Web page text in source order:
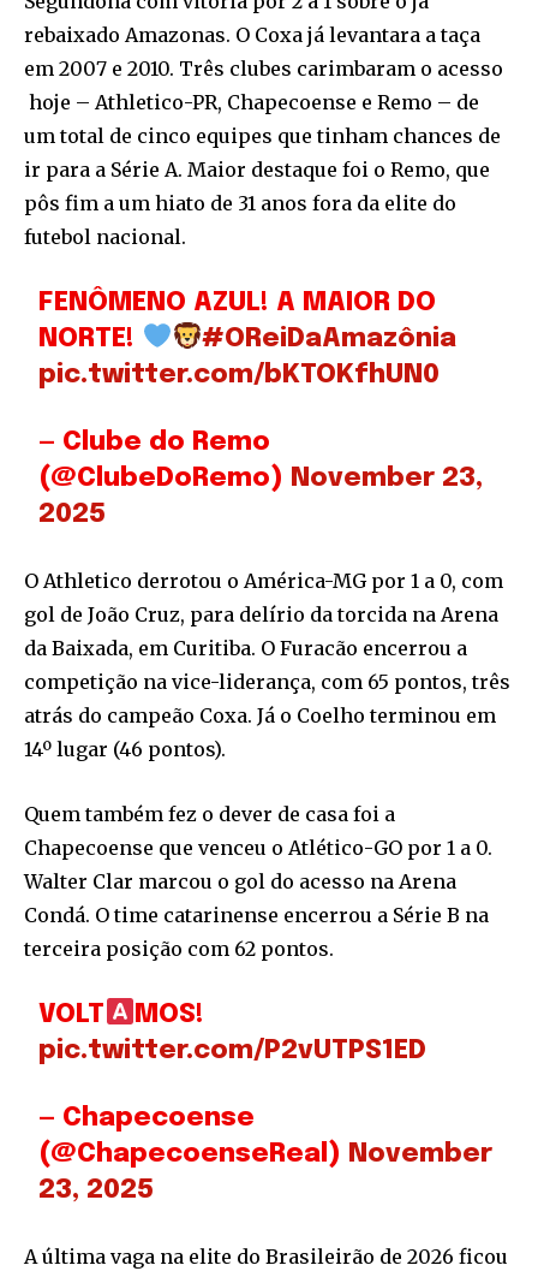
rebaixado Amazonas. O Coxa já levantara a taça
em 2007 e 2010. Três clubes carimbaram o acesso
hoje – Athletico-PR, Chapecoense e Remo – de
um total de cinco equipes que tinham chances de
ir para a Série A. Maior destaque foi o Remo, que
pôs fim a um hiato de 31 anos fora da elite do
futebol nacional.
FENÔMENO AZUL! A MAIOR DO
NORTE!
#OReiDaAmazônia
pic.twitter.com/bKTOKfhUN0
— Clube do Remo
(@ClubeDoRemo) November 23,
2025
O Athletico derrotou o América-MG por 1 a 0, com
gol de João Cruz, para delírio da torcida na Arena
da Baixada, em Curitiba. O Furacão encerrou a
competição na vice-liderança, com 65 pontos, três
atrás do campeão Coxa. Já o Coelho terminou em
14º lugar (46 pontos).
Quem também fez o dever de casa foi a
Chapecoense que venceu o Atlético-GO por 1 a 0.
Walter Clar marcou o gol do acesso na Arena
Condá. O time catarinense encerrou a Série B na
terceira posição com 62 pontos.
VOLT
MOS!
pic.twitter.com/P2vUTPS1ED
— Chapecoense
(@ChapecoenseReal) November
23, 2025
A última vaga na elite do Brasileirão de 2026 ficou